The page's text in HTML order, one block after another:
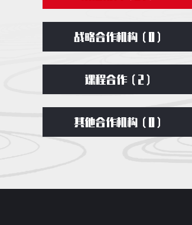
战略合作机构（0）
课程合作（2）
其他合作机构（0）